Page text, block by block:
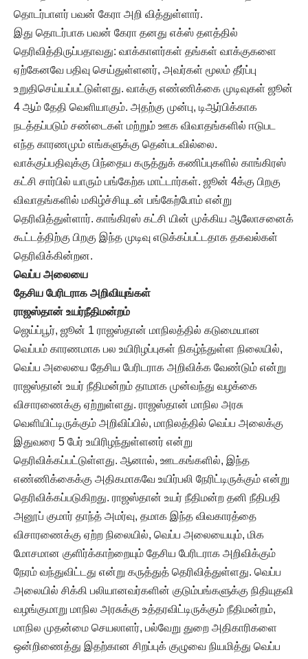
தொடர்பாளர் பவன் கேரா அறி வித்துள்ளார்.
இது தொடர்பாக பவன் கேரா தனது எக்ஸ் தளத்தில்
தெரிவித்திருப்பதாவது: வாக்காளர்கள் தங்கள் வாக்குகளை
ஏற்கேனவே பதிவு செய்துள்ளனர், அவர்கள் மூலம் தீர்ப்பு
உறுதிசெய்யப்பட்டுள்ளது. வாக்கு எண்ணிக்கை முடிவுகள் ஜூன்
4 ஆம் தேதி வெளியாகும். அதற்கு முன்பு, டிஆர்பிக்காக
நடத்தப்படும் சண்டைகள் மற்றும் ஊக விவாதங்களில் ஈடுபட
எந்த காரணமும் எங்களுக்கு தென்படவில்லை.
வாக்குப்பதிவுக்கு பிந்தைய கருத்துக் கணிப்புகளில் காங்கிரஸ்
கட்சி சார்பில் யாரும் பங்கேற்க மாட்டார்கள். ஜூன் 4க்கு பிறகு
விவாதங்களில் மகிழ்ச்சியுடன் பங்கேற்போம் என்று
தெரிவித்துள்ளார். காங்கிரஸ் கட்சி யின் முக்கிய ஆலோசனைக்
கூட்டத்திற்கு பிறகு இந்த முடிவு எடுக்கப்பட்டதாக தகவல்கள்
தெரிவிக்கின்றன.
வெப்ப அலையை
தேசிய பேரிடராக அறிவியுங்கள்
ராஜஸ்தான் உயர்நீதிமன்றம்
ஜெய்ப்பூர், ஜூன் 1 ராஜஸ்தான் மாநிலத்தில் கடுமையான
வெப்பம் காரணமாக பல உயிரிழப்புகள் நிகழ்ந்துள்ள நிலையில்,
வெப்ப அலையை தேசிய பேரிடராக அறிவிக்க வேண்டும் என்று
ராஜஸ்தான் உயர் நீதிமன்றம் தாமாக முன்வந்து வழக்கை
விசாரணைக்கு ஏற்றுள்ளது. ராஜஸ்தான் மாநில அரசு
வெளியிட்டிருக்கும் அறிவிப்பில், மாநிலத்தில் வெப்ப அலைக்கு
இதுவரை 5 பேர் உயிரிழந்துள்ளனர் என்று
தெரிவிக்கப்பட்டுள்ளது. ஆனால், ஊடகங்களில், இந்த
எண்ணிக்கைக்கு அதிகமாகவே உயிர்பலி நேரிட்டிருக்கும் என்று
தெரிவிக்கப்படுகிறது. ராஜஸ்தான் உயர் நீதிமன்ற தனி நீதிபதி
அனூப் குமார் தாந்த் அமர்வு, தமாக இந்த விவகாரத்தை
விசாரணைக்கு ஏற்ற நிலையில், வெப்ப அலையையும், மிக
மோசமான குளிர்க்காற்றையும் தேசிய பேரிடராக அறிவிக்கும்
நேரம் வந்துவிட்டது என்று கருத்துத் தெரிவித்துள்ளது. வெப்ப
அலையில் சிக்கி பலியானவர்களின் குடும்பங்களுக்கு நிதியுதவி
வழங்குமாறு மாநில அரசுக்கு உத்தரவிட்டிருக்கும் நீதிமன்றம்,
மாநில முதன்மை செயலாளர், பல்வேறு துறை அதிகாரிகளை
ஒன்றிணைத்து இதற்கான சிறப்புக் குழுவை நியமித்து வெப்ப